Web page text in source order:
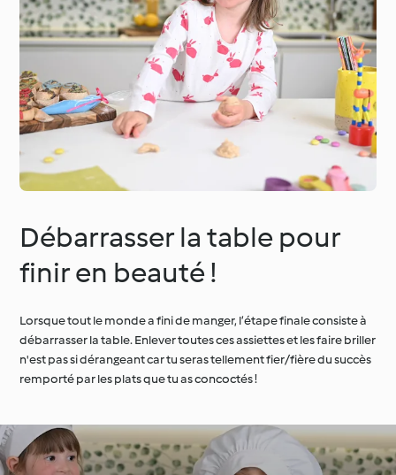
Débarrasser la table pour
finir en beauté !
Lorsque tout le monde a fini de manger, l’étape finale consiste à
débarrasser la table. Enlever toutes ces assiettes et les faire briller
n'est pas si dérangeant car tu seras tellement fier/fière du succès
remporté par les plats que tu as concoctés !